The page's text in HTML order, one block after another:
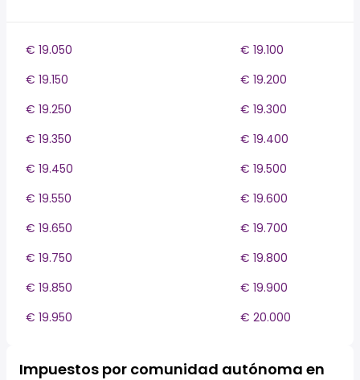
€ 19.050
€ 19.100
€ 19.150
€ 19.200
€ 19.250
€ 19.300
€ 19.350
€ 19.400
€ 19.450
€ 19.500
€ 19.550
€ 19.600
€ 19.650
€ 19.700
€ 19.750
€ 19.800
€ 19.850
€ 19.900
€ 19.950
€ 20.000
Impuestos por comunidad autónoma en